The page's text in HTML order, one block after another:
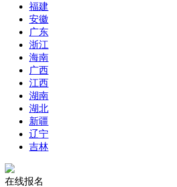
福建
安徽
广东
浙江
海南
广西
江西
湖南
湖北
新疆
辽宁
吉林
在线报名